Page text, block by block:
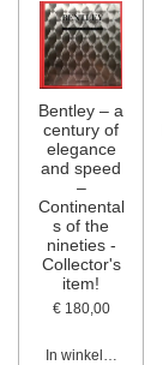
Bentley – a
century of
elegance
and speed
–
Continental
s of the
nineties -
Collector's
item!
€ 180,00
In winkelwagen